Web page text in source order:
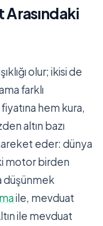
Arasındaki
olur; ikisi de
farklı
hem kura,
altın bazı
eder: dünya
motor birden
düşünmek
ile, mevduat
ile mevduat